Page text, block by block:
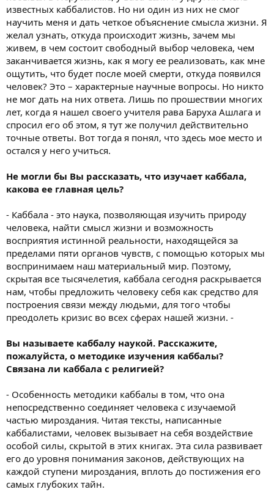
известных каббалистов. Но ни один из них не смог
научить меня и дать четкое объяснение смысла жизни. Я
желал узнать, откуда происходит жизнь, зачем мы
живем, в чем состоит свободный выбор человека, чем
заканчивается жизнь, как я могу ее реализовать, как мне
ощутить, что будет после моей смерти, откуда появился
человек? Это – характерные научные вопросы. Но никто
не мог дать на них ответа. Лишь по прошествии многих
лет, когда я нашел своего учителя рава Баруха Ашлага и
спросил его об этом, я тут же получил действительно
точные ответы. Вот тогда я понял, что здесь мое место и
остался у него учиться.
Не могли бы Вы рассказать, что изучает каббала,
какова ее главная цель?
- Каббала - это наука, позволяющая изучить природу
человека, найти смысл жизни и возможность
восприятия истинной реальности, находящейся за
пределами пяти органов чувств, с помощью которых мы
воспринимаем наш материальный мир. Поэтому,
скрытая все тысячелетия, каббала сегодня раскрывается
нам, чтобы предложить человеку себя как средство для
построения связи между людьми, для того чтобы
преодолеть кризис во всех сферах нашей жизни. -
Вы называете каббалу наукой. Расскажите,
пожалуйста, о методике изучения каббалы?
Связана ли каббала с религией?
- Особенность методики каббалы в том, что она
непосредственно соединяет человека с изучаемой
частью мироздания. Читая тексты, написанные
каббалистами, человек вызывает на себя воздействие
особой силы, скрытой в этих книгах. Эта сила развивает
его до уровня понимания законов, действующих на
каждой ступени мироздания, вплоть до постижения его
самых глубоких тайн.